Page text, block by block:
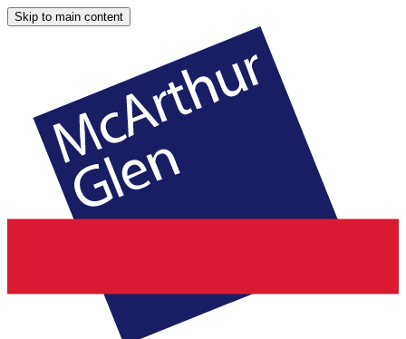
Skip to main content